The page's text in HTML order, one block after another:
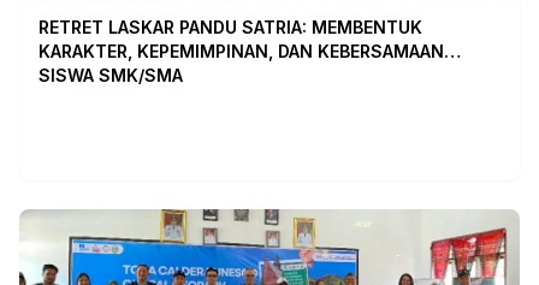
RETRET LASKAR PANDU SATRIA: MEMBENTUK
KARAKTER, KEPEMIMPINAN, DAN KEBERSAMAAN
SISWA SMK/SMA